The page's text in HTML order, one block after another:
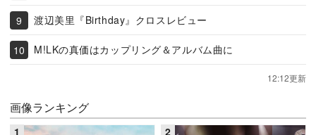
渡辺美里『Birthday』クロスレビュー
M!LKの真価はカップリング＆アルバム曲に
12:12更新
画像ランキング